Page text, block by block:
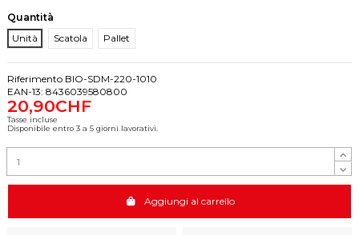
Quantità
Unità
Scatola Pallet
Riferimento BIO-SDM-220-1010
EAN-13: 8436039580800
20,90CHF
Tasse incluse
Disponibile entro 3 a 5 giorni lavorativi.
Aggiungi al carrello